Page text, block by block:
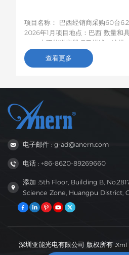
项目名称： 巴西经销商采购60台
2026年1月项目地点：巴西 数量和
EVO 太阳能逆变器项目描述：这
变器将运往巴西，用于农村居民和
这款6.2kW混合型逆变器支持双路
查看更多
电子邮件 : g-ad@anern.com
电话 : +86-8620-89269660
添加 :5th Floor, Building B,
Science Zone, Huangpu District,
深圳亚能光电有限公司 版权所有 .Xml